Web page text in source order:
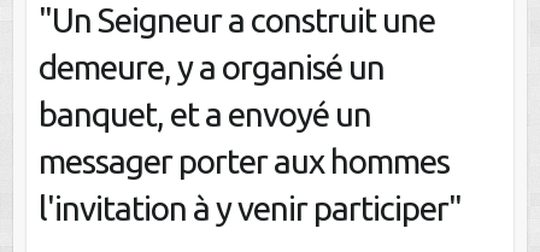
"Un Seigneur a construit une
demeure, y a organisé un
banquet, et a envoyé un
messager porter aux hommes
l'invitation à y venir participer"